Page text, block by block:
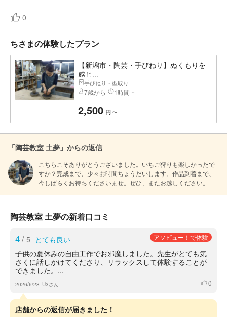
0
ちさまの体験したプラン
【新潟市・陶芸・手びねり】ぬくもりを
感じ...
手びねり・型取り
7歳から 1時間 ~
2,500 円 〜
「陶芸教室 土夢」からの返信
こちらこそありがとうございました。いちご狩りも楽しかったで
すか？完成まで、少々お時間ちょうだいします。作品到着まで、
今しばらくお待ちくださいませ。ぜひ、またお越しください。
陶芸教室 土夢の新着口コミ
4/ 5 とても良い アソビュー！で体験
子供の夏休みの自由工作でお邪魔しました。先生がとても気
さくに話しかけてくださり、リラックスして体験することが
できました。...
2026/6/28 U3さん いいね
0
店舗からの返信が届きました！